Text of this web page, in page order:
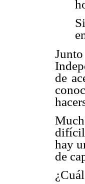
de
difícil
hay
de